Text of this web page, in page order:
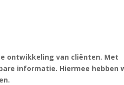
ontwikkeling van cliënten. Met
informatie. Hiermee hebben